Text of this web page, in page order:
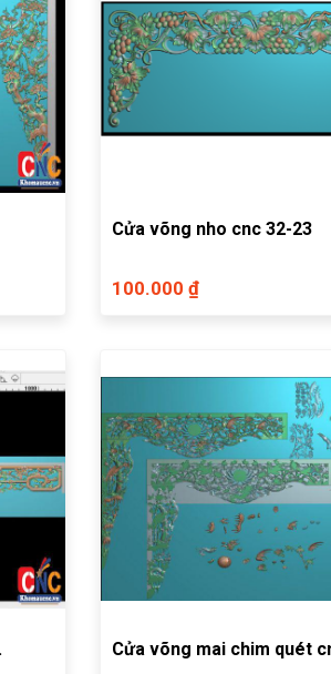
Cửa võng nho cnc 32-23
100.000 ₫
Cửa võng mai chim quét